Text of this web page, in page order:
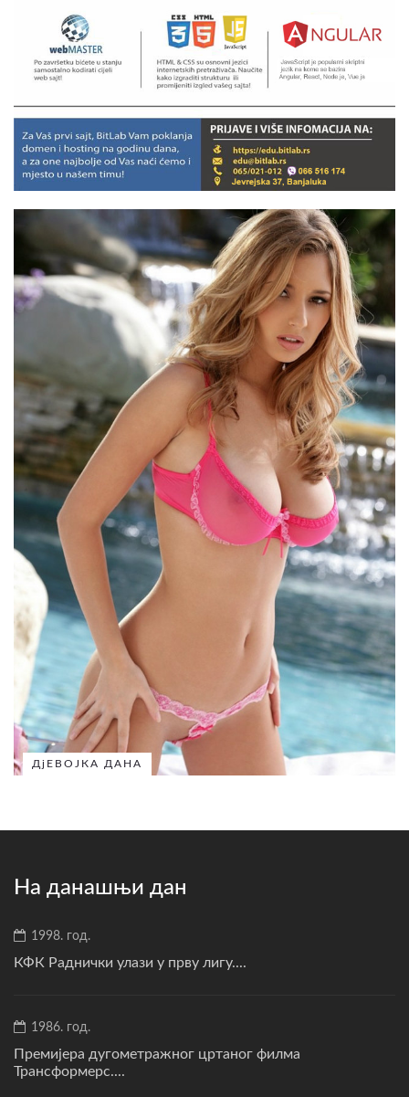
ДјЕВОЈКА ДАНА
На данашњи дан
1998. год.
КФК Раднички улази у прву лигу....
1986. год.
Премијера дугометражног цртаног филма
Трансформерс....